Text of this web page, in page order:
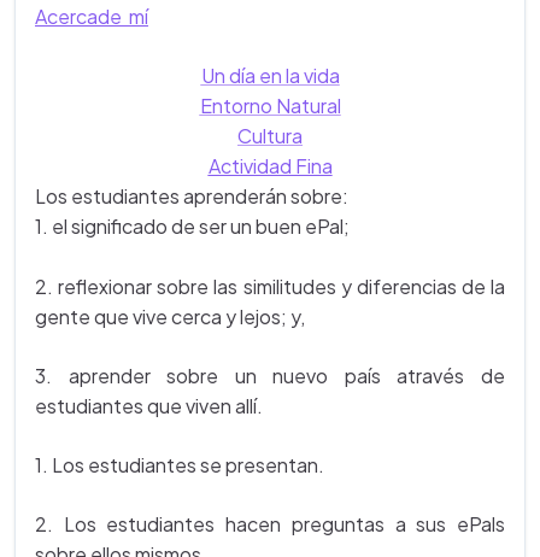
Acercade mí
Un día en la vida
Entorno Natural
Cultura
Actividad Fina
Los estudiantes aprenderán sobre:
1. el significado de ser un buen ePal;
2. reflexionar sobre las similitudes y diferencias de la
gente que vive cerca y lejos; y,
3. aprender sobre un nuevo país através de
estudiantes que viven allí.
1. Los estudiantes se presentan.
2. Los estudiantes hacen preguntas a sus ePals